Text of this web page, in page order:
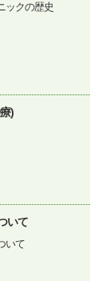
ックの歴史
)
いて
いて